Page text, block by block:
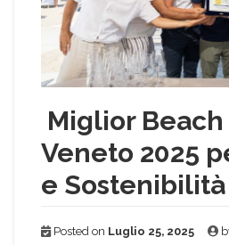
Miglior
Veneto 2025
e Sostenibilità
Posted on Luglio 25, 2025